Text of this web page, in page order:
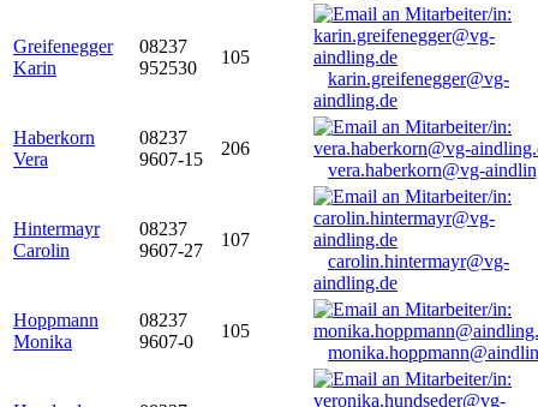
Greifenegger
Karin
08237
952530
105
karin.greifenegger@vg-
aindling.de
Haberkorn
Vera
08237
9607-15
206
vera.haberkorn@vg-
Hintermayr
Carolin
08237
9607-27
107
carolin.hintermayr@vg-
aindling.de
Hoppmann
Monika
08237
9607-0
105